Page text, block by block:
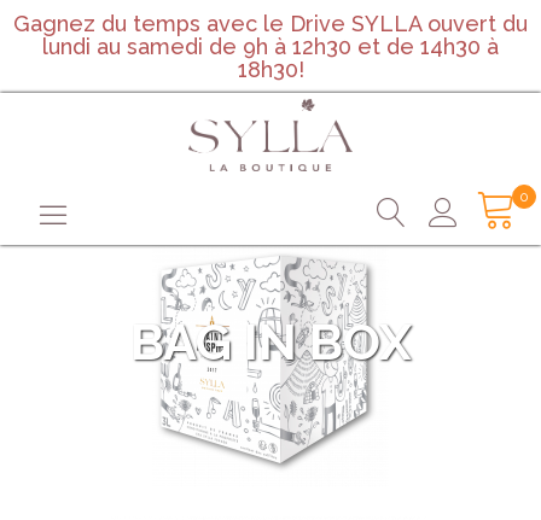
Gagnez du temps avec le Drive SYLLA ouvert du
lundi au samedi de 9h à 12h30 et de 14h30 à
18h30!
0
BAG IN BOX